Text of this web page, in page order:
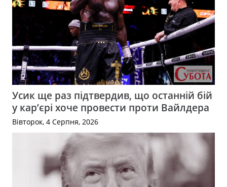
Усик ще раз підтвердив, що останній бій
у кар’єрі хоче провести проти Вайлдера
Вівторок, 4 Серпня, 2026